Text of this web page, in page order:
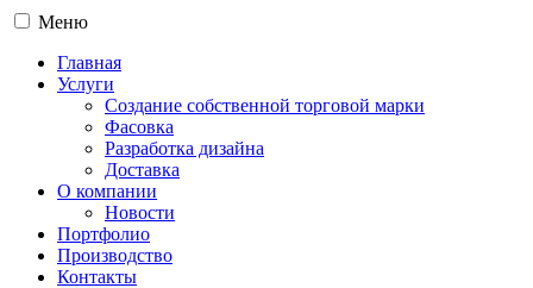
Меню
Главная
Услуги
Создание собственной торговой марки
Фасовка
Разработка дизайна
Доставка
О компании
Новости
Портфолио
Производство
Контакты